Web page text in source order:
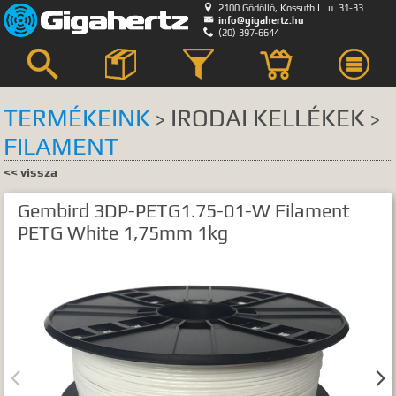
 2100 Gödöllő, Kossuth L. u. 31-33.
info@gigahertz.hu
(20) 397-6644

KERESÉS HELYE
összes egyik sem
Bemutatkozás
GyIK.
Termék kategóriák
Termék nevek
Termék leírások
TERMÉKEINK > IRODAI KELLÉKEK >
FILAMENT
<< vissza
Gembird 3DP-PETG1.75-01-W Filament
PETG White 1,75mm 1kg
 